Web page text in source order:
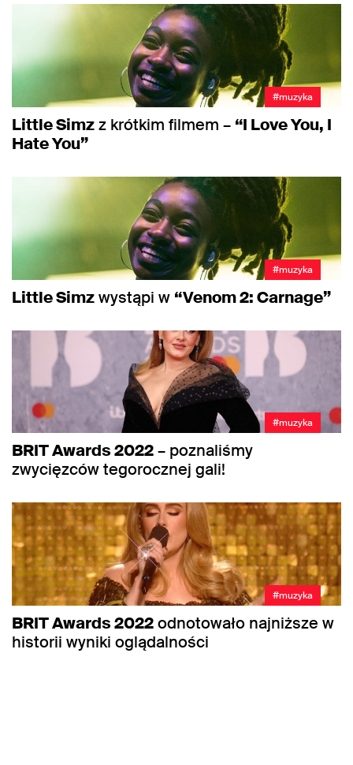
#muzyka
Little Simzz krótkim filmem – “I Love You, I
Hate You”
#muzyka
Little Simzwystąpi w “Venom 2: Carnage”
#muzyka
BRIT Awards 2022– poznaliśmy
zwycięzców tegorocznej gali!
#muzyka
BRIT Awards 2022odnotowało najniższe w
historii wyniki oglądalności